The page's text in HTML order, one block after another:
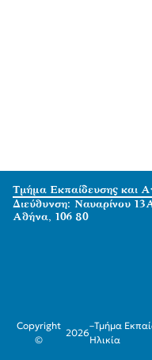
Τμήμα Εκπαίδευσης και
Διεύθυνση: Ναυαρίνου
Αθήνα, 106 80
Copyright
©
2026
–Τμήμα
Ηλικία